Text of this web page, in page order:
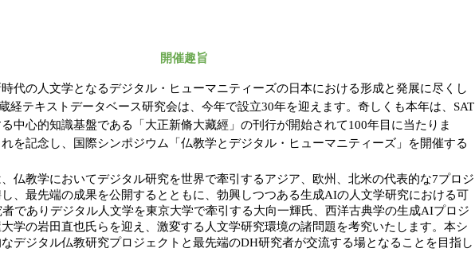
開催趣旨
の人文学となるデジタル・ヒューマニティーズの日本における形成と発展に尽くし
経テキストデータベース研究会は、今年で設立30年を迎えます。奇しくも本年は、SAT
中心的知識基盤である「大正新脩大藏經」の刊行が開始されて100年目に当たりま
を記念し、国際シンポジウム「仏教学とデジタル・ヒューマニティーズ」を開催する
仏教学においてデジタル研究を世界で牽引するアジア、欧州、北米の代表的な7プロジ
、最先端の成果を公開するとともに、勃興しつつある生成AIの人文学研究における可
でありデジタル人文学を東京大学で牽引する大向一輝氏、西洋古典学の生成AIプロジ
学の岩田直也氏らを迎え、激変する人文学研究環境の諸問題を考究いたします。本シ
デジタル仏教研究プロジェクトと最先端のDH研究者が交流する場となることを目指し